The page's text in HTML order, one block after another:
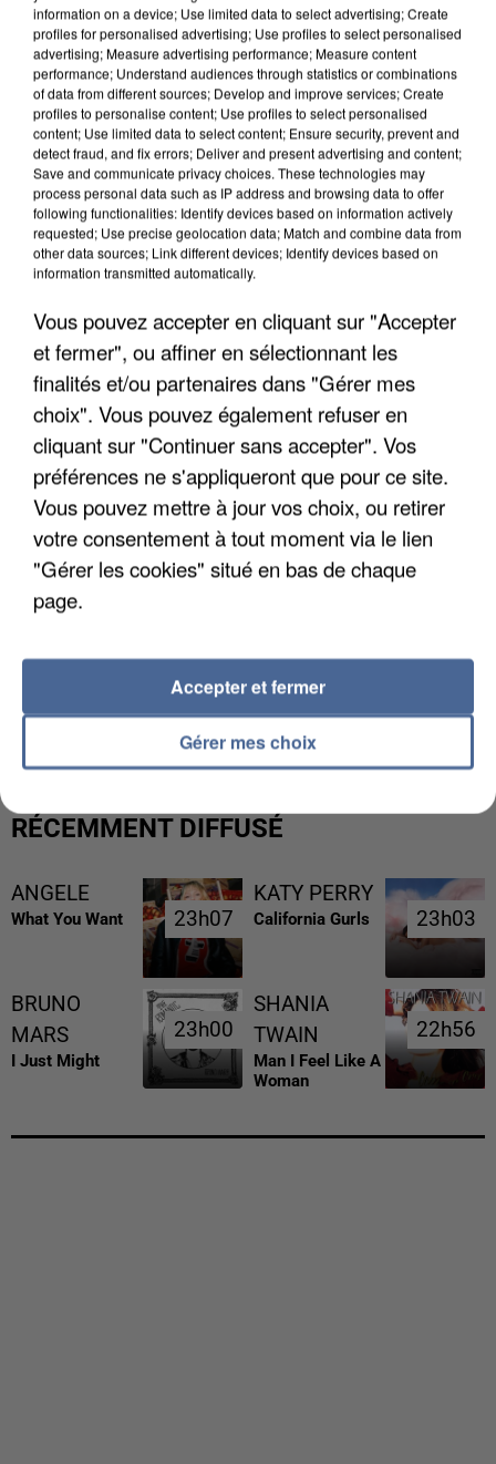
UN SECOND CADRE DE LA DZ MAFIA
INTERPELLÉ EN ALGÉRIE
UNE TOURISTE DE L’OISE EMPORTÉE PAR UNE
COULÉE DE BOUE EN HAUTE-SAVOIE
RÉCEMMENT DIFFUSÉ
ANGELE
What You Want 23h07
23h07
KATY PERRY
California Gurls 23h03
23h03
BRUNO
MARS
I Just Might
23h00
23h00
SHANIA
TWAIN
Man I Feel Like A
Woman
22h56
22h56
information on a device; Use limited data to select advertising; Create
profiles for personalised advertising; Use profiles to select personalised
advertising; Measure advertising performance; Measure content
performance; Understand audiences through statistics or combinations
of data from different sources; Develop and improve services; Create
profiles to personalise content; Use profiles to select personalised
content; Use limited data to select content; Ensure security, prevent and
detect fraud, and fix errors; Deliver and present advertising and content;
Save and communicate privacy choices. These technologies may
process personal data such as IP address and browsing data to offer
following functionalities: Identify devices based on information actively
requested; Use precise geolocation data; Match and combine data from
other data sources; Link different devices; Identify devices based on
information transmitted automatically.
Vous pouvez accepter en cliquant sur "Accepter
et fermer", ou affiner en sélectionnant les
finalités et/ou partenaires dans "Gérer mes
choix". Vous pouvez également refuser en
cliquant sur "Continuer sans accepter". Vos
préférences ne s'appliqueront que pour ce site.
Vous pouvez mettre à jour vos choix, ou retirer
votre consentement à tout moment via le lien
"Gérer les cookies" situé en bas de chaque
page.
Gérer mes choix
Accepter et fermer